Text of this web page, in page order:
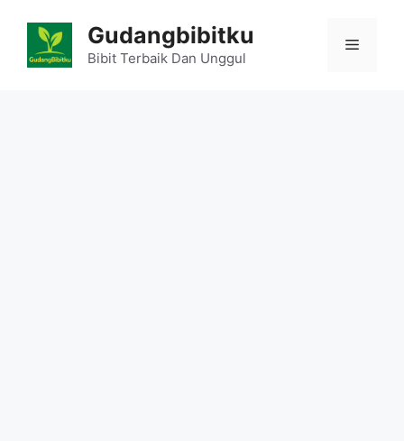
content
Gudangbibitku
Bibit Terbaik Dan Unggul
Menu